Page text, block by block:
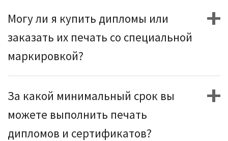
Могу ли я купить дипломы или
заказать их печать со специальной
маркировкой?
За какой минимальный срок вы
можете выполнить печать
дипломов и сертификатов?